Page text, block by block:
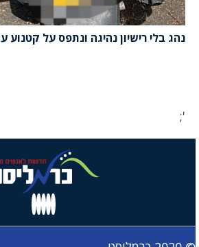
נהג בלי רישיון נהיגה ונתפס על קטנוע
';